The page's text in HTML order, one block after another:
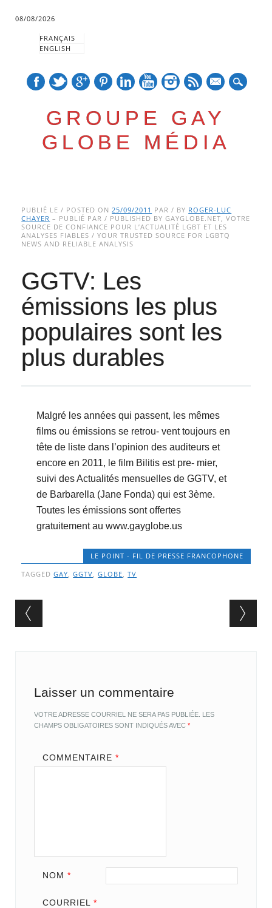
08/08/2026
FRANÇAIS
ENGLISH
GROUPE GAY
GLOBE MÉDIA
Main menu
to
content
PUBLIÉ LE / POSTED ON25/09/2011 PAR / BY ROGER-LUC
CHAYER – PUBLIÉ PAR / PUBLISHED BY GAYGLOBE.NET, VOTRE
SOURCE DE CONFIANCE POUR L’ACTUALITÉ LGBT ET LES
ANALYSES FIABLES / YOUR TRUSTED SOURCE FOR LGBTQ
NEWS AND RELIABLE ANALYSIS
GGTV: Les
émissions les plus
populaires sont les
plus durables
Malgré les années qui passent, les mêmes
films ou émissions se retrou- vent toujours en
tête de liste dans l’opinion des auditeurs et
encore en 2011, le film Bilitis est pre- mier,
suivi des Actualités mensuelles de GGTV, et
de Barbarella (Jane Fonda) qui est 3ème.
Toutes les émissions sont offertes
gratuitement au www.gayglobe.us
LE POINT - FIL DE PRESSE FRANCOPHONE
TAGGEDGAY,GGTV,GLOBE,TV
Post navigation
Laisser un commentaire
VOTRE ADRESSE COURRIEL NE SERA PAS PUBLIÉE. LES
CHAMPS OBLIGATOIRES SONT INDIQUÉS AVEC*
COMMENTAIRE *
NOM *
COURRIEL *